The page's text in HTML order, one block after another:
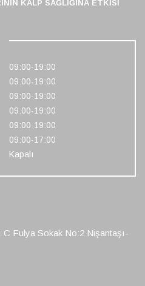
KALP SAĞLIĞINA ETKISI
09:00-19:00
09:00-19:00
09:00-19:00
09:00-19:00
09:00-19:00
09:00-17:00
Kapalı
C Fulya Sokak No:2 Nişantaşı-